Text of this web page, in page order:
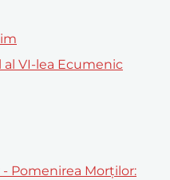
VI-lea Ecumenic
Pomenirea Morților: